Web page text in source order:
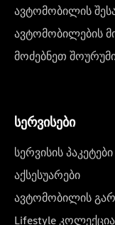
ავტომობილის
ავტომობილების
მოძებნეთ
სერვისები
სერვისის პაკეტები
აქსესუარები
ავტომობილის
Lifestyle კოლექცია